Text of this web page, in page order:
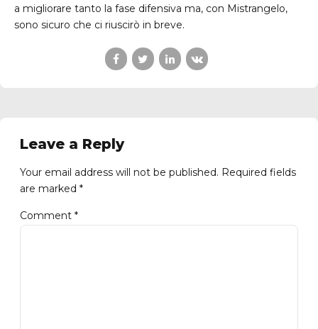
a migliorare tanto la fase difensiva ma, con Mistrangelo,
sono sicuro che ci riuscirò in breve.
Leave a Reply
Your email address will not be published. Required fields
are marked *
Comment *